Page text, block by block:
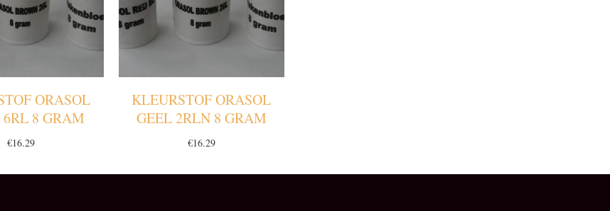
ORASOL
8 GRAM
€16.29
KLEURSTOF ORASOL
GEEL 2RLN 8 GRAM
€16.29